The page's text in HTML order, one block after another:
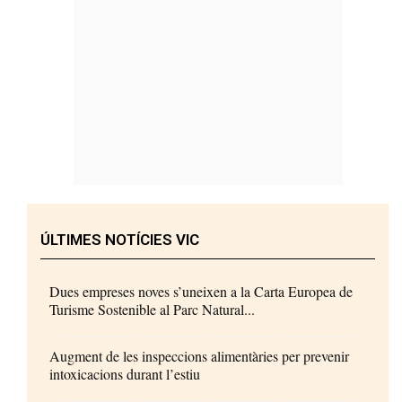
ÚLTIMES NOTÍCIES VIC
Dues empreses noves s’uneixen a la Carta Europea de
Turisme Sostenible al Parc Natural...
Augment de les inspeccions alimentàries per prevenir
intoxicacions durant l’estiu